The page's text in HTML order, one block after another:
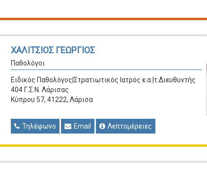
ΧΑΛΙΤΣΙΟΣ ΓΕΩΡΓΙΟΣ
Παθολόγοι
Ειδικός Παθολόγος|Στρατιωτικός Ιατρός ε.α.|τ.Διευθυντής
404 Γ.Σ.Ν. Λάρισας
Κύπρου 57, 41222, Λάρισα
Τηλέφωνο Email Λεπτομέρειες